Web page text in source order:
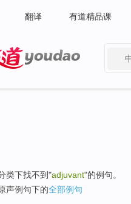
翻译 有道精品课
类下找不到"adjuvant"的例句。
声例句下的全部例句